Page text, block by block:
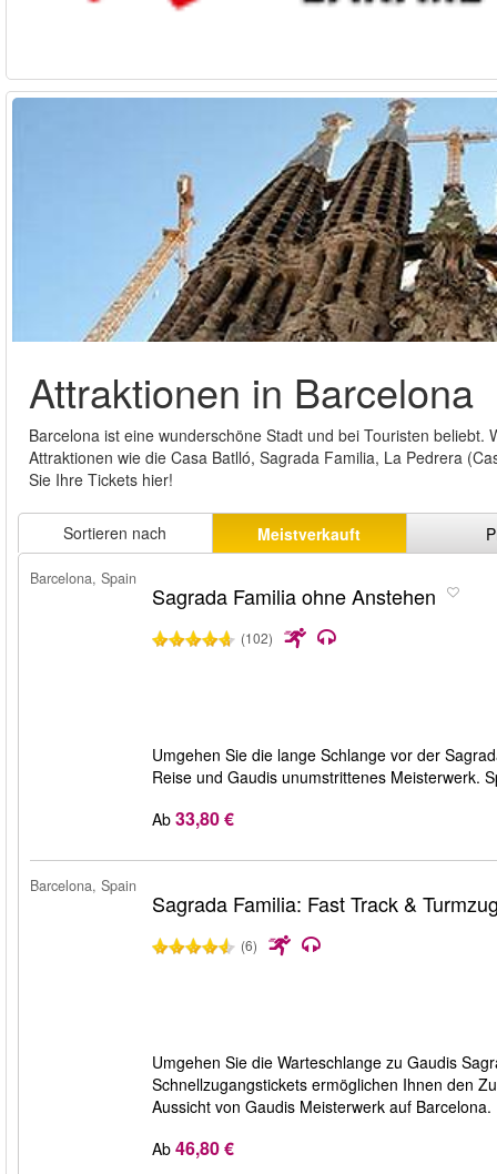
Attraktionen in Barcelona
Barcelona ist eine wunderschöne Stadt und bei Touristen
Attraktionen wie die Casa Batlló, Sagrada Familia, La Pedrera
Sie Ihre Tickets hier!
Sortieren nach Meistverkauft
Barcelona, Spain
Sagrada Familia ohne Anstehen
(102)
Umgehen Sie die lange Schlange vor der
Reise und Gaudis unumstrittenes Meisterwerk.
Ab 33,80 €
Barcelona, Spain
Sagrada Familia: Fast Track &
(6)
Umgehen Sie die Warteschlange zu Gaudis
Schnellzugangstickets ermöglichen Ihnen den
Aussicht von Gaudis Meisterwerk auf Barcelona.
Ab 46,80 €